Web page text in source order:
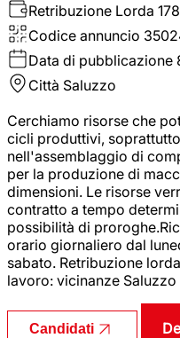
Retribuzione Lorda
Codice annuncio
Data di pubblicazione
Città Saluzzo
Cerchiamo risorse che
cicli produttivi,
nell'assemblaggio di
per la produzione di
dimensioni. Le risorse
contratto a tempo
possibilità di
orario giornaliero dal
sabato. Retribuzione
lavoro: vicinanze Saluzzo
Candidati